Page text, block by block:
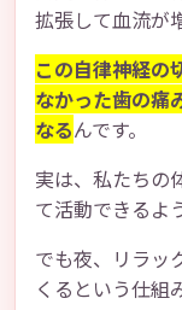
拡張して血流が
この自律神経の
なかった歯の痛
なるんです。
実は、私たちの
て活動できるよ
でも夜、リラッ
くるという仕組